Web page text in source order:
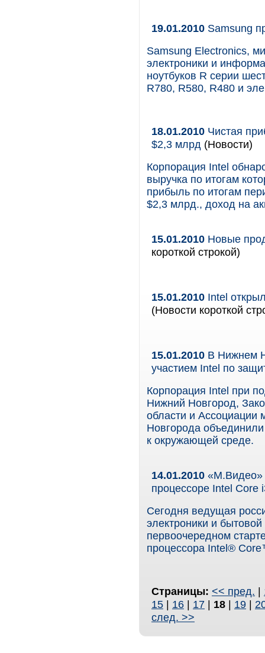
19.01.2010 Samsung
Samsung Electronics,
электроники и
ноутбуков R серии
R780, R580, R480 и
18.01.2010 Чистая
$2,3 млрд (Новости)
Корпорация Intel
выручка по итогам
прибыль по итогам
$2,3 млрд., доход на
15.01.2010 Новые
короткой строкой)
15.01.2010 Intel
(Новости короткой
15.01.2010 В Нижнем
участием Intel по
Корпорация Intel при
Нижний Новгород,
области и Ассоциации
Новгорода
к окружающей среде.
14.01.2010 «М.Видео»
процессоре Intel Core
Сегодня ведущая
электроники и
первоочередном
процессора Intel®
Страницы: << пред. |
15 | 16 | 17 | 18 | 19 |
след. >>